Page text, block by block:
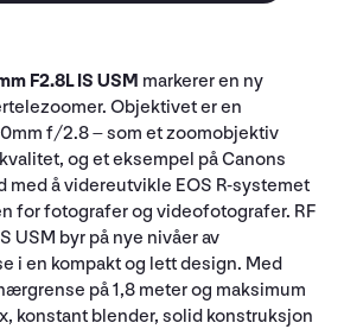
F2.8L IS USM markerer en ny
Objektivet er en
f/2.8 – som et zoomobjektiv
og et eksempel på Canons
med å videreutvikle EOS R-systemet
for fotografer og videofotografer. RF
USM byr på nye nivåer av
i en kompakt og lett design. Med
på 1,8 meter og maksimum
konstant blender, solid konstruksjon